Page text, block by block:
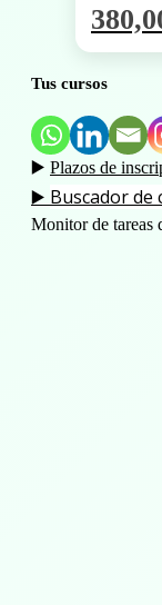
Tus cursos
▶️ Plazos de
▶️ Buscador de
Monitor de tareas